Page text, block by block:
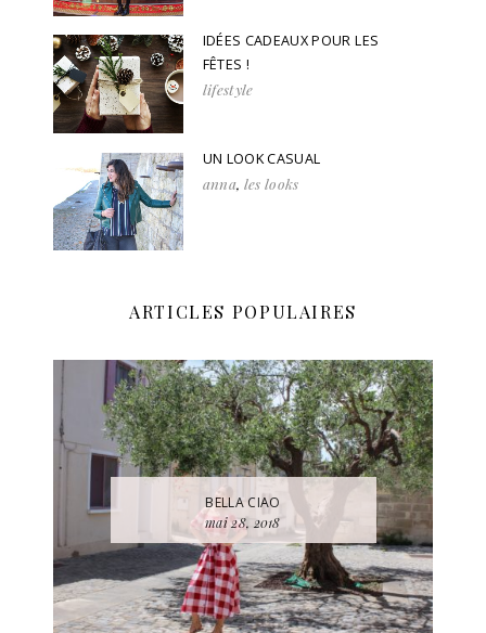
IDÉES CADEAUX POUR LES
FÊTES !
lifestyle
UN LOOK CASUAL
anna, les looks
ARTICLES POPULAIRES
BELLA CIAO
mai 28, 2018